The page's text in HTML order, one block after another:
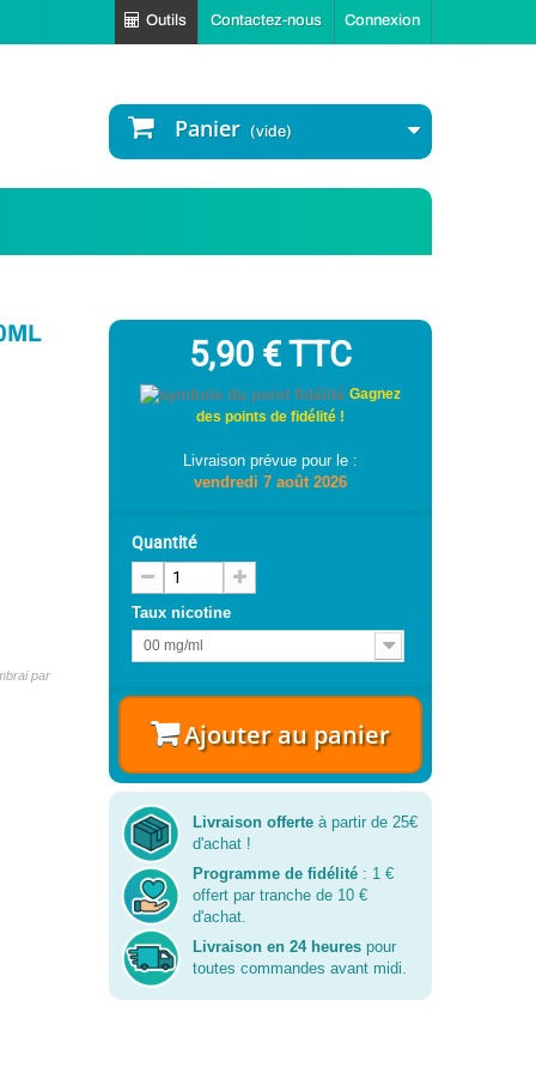
Connexion
Contactez-nous
Outils
Panier (vide)
par
5,90 €TTC
Gagnez
des points de fidélité !
Livraison prévue pour le :
vendredi 7 août 2026
Quantité
Taux nicotine
00 mg/ml
Ajouter au panier
Livraison offerteà partir de 25€
d'achat !
Programme de fidélité: 1 €
offert par tranche de 10 €
d'achat.
Livraison en 24 heurespour
toutes commandes avant midi.